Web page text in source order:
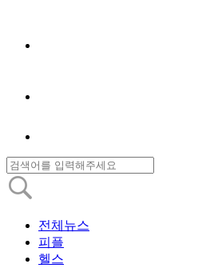
전체뉴스
피플
헬스